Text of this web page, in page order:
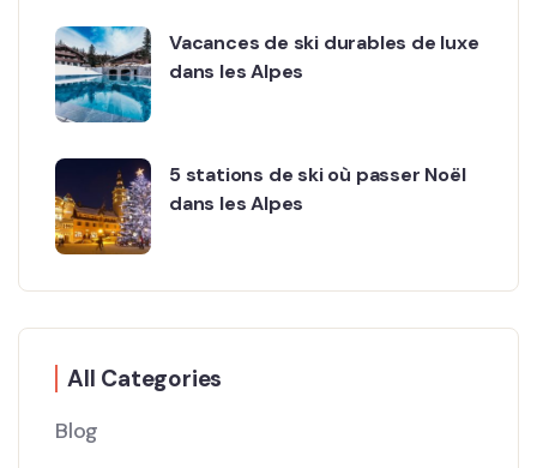
Vacances de ski durables de luxe
dans les Alpes
5 stations de ski où passer Noël
dans les Alpes
All Categories
Blog